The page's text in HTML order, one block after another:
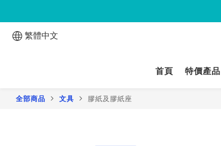
繁體中文
首頁 特價產品
全部商品 文具 膠紙及膠紙座